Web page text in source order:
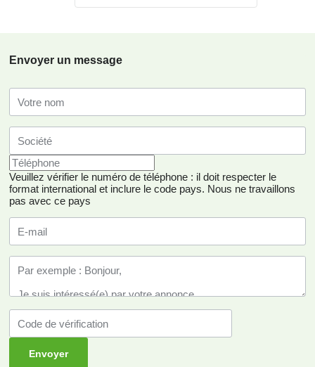
Envoyer un message
Veuillez vérifier le numéro de téléphone : il doit respecter le
format international et inclure le code pays. Nous ne travaillons
pas avec ce pays